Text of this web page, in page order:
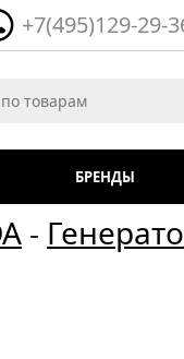
+7(495)129-29-
БРЕНДЫ
-